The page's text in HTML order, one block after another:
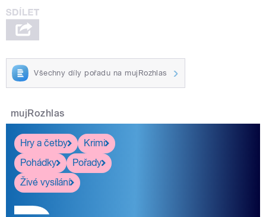
Všechny díly pořadu na mujRozhlas
mujRozhlas
Hry a četby
Krimi
Pohádky
Pořady
Živé vysílání